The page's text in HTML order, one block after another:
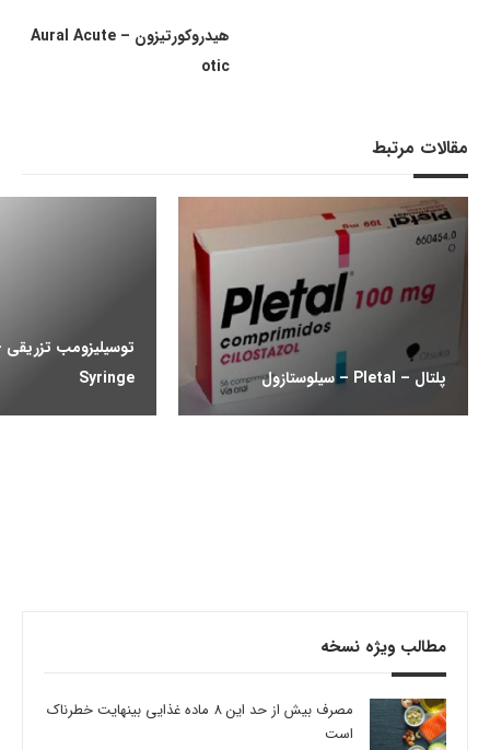
هیدروکورتیزون – Aural Acute
otic
مقالات مرتبط
پلتال – Pletal – سیلوستازول Syringe
مطالب ویژه نسخه
مصرف بیش از حد این 8 ماده غذایی بینهایت خطرناک
است